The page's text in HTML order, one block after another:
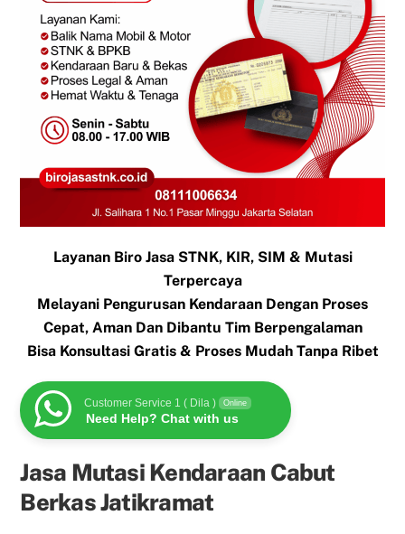
Layanan Biro Jasa STNK, KIR, SIM & Mutasi
Terpercaya
Melayani Pengurusan Kendaraan Dengan Proses
Cepat, Aman Dan Dibantu Tim Berpengalaman
Bisa Konsultasi Gratis & Proses Mudah Tanpa Ribet
Customer Service 1 ( Dila ) Online
Need Help? Chat with us
Jasa Mutasi Kendaraan Cabut
Berkas Jatikramat